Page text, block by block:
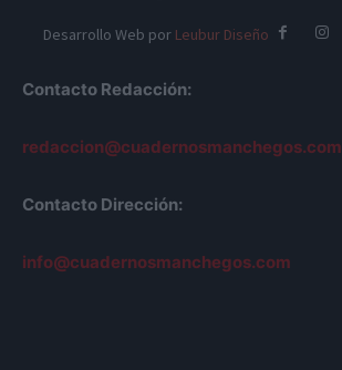
Desarrollo Web por Leubur Diseño
Contacto Redacción:
redaccion@cuadernosmanchegos.com
Contacto Dirección:
info@cuadernosmanchegos.com